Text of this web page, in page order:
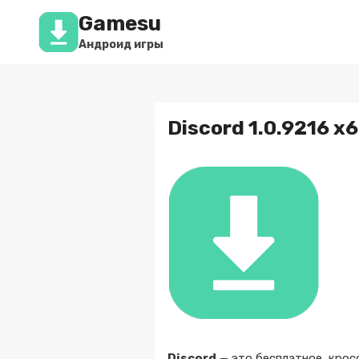
Перейти
содержимому
Gamesu
Андроид игры
Discord 1.0.9216